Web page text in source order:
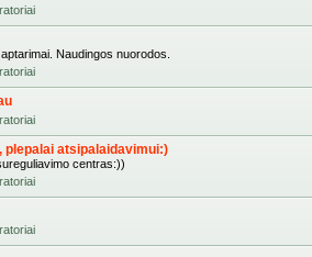
Naudingos nuorodos.
plepalai atsipalaidavimui:)
centras:))